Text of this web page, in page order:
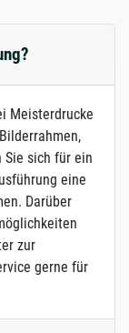
Meisterdrucke
Sie sich für ein
eine
Darüber
zur
gerne für